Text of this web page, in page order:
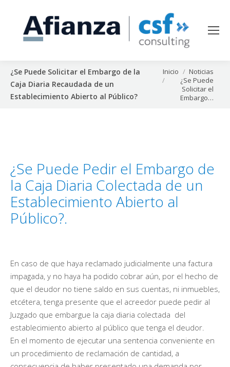
¿Se Puede Solicitar el Embargo de la
Caja Diaria Recaudada de un
Establecimiento Abierto al Público?
Estás aquí:
Inicio
Noticias
¿Se Puede
Solicitar el
Embargo…
¿Se Puede Pedir el Embargo de
la Caja Diaria Colectada de un
Establecimiento Abierto al
Público?.
En caso de que haya reclamado judicialmente una factura
impagada, y no haya ha podido cobrar aún, por el hecho de
que el deudor no tiene saldo en sus cuentas, ni inmuebles,
etcétera, tenga presente que el acreedor puede pedir al
Juzgado que embargue la caja diaria colectada del
establecimiento abierto al público que tenga el deudor.
En el momento de ejecutar una sentencia conveniente en
un procedimiento de reclamación de cantidad, a